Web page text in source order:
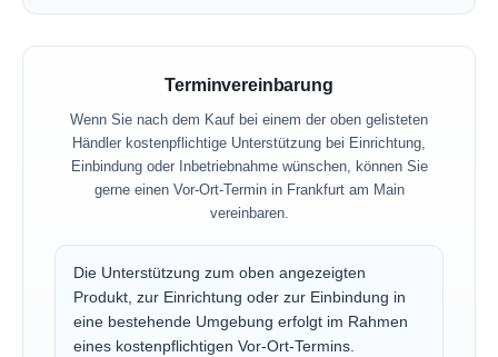
Terminvereinbarung
Wenn Sie nach dem Kauf bei einem der oben gelisteten
Händler kostenpflichtige Unterstützung bei Einrichtung,
Einbindung oder Inbetriebnahme wünschen, können Sie
gerne einen Vor-Ort-Termin in Frankfurt am Main
vereinbaren.
Die Unterstützung zum oben angezeigten
Produkt, zur Einrichtung oder zur Einbindung in
eine bestehende Umgebung erfolgt im Rahmen
eines kostenpflichtigen Vor-Ort-Termins.